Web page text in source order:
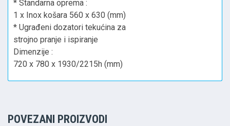
* Standarna oprema :
1 x Inox košara 560 x 630 (mm)
* Ugrađeni dozatori tekućina za
strojno pranje i ispiranje
Dimenzije :
720 x 780 x 1930/2215h (mm)
POVEZANI PROIZVODI